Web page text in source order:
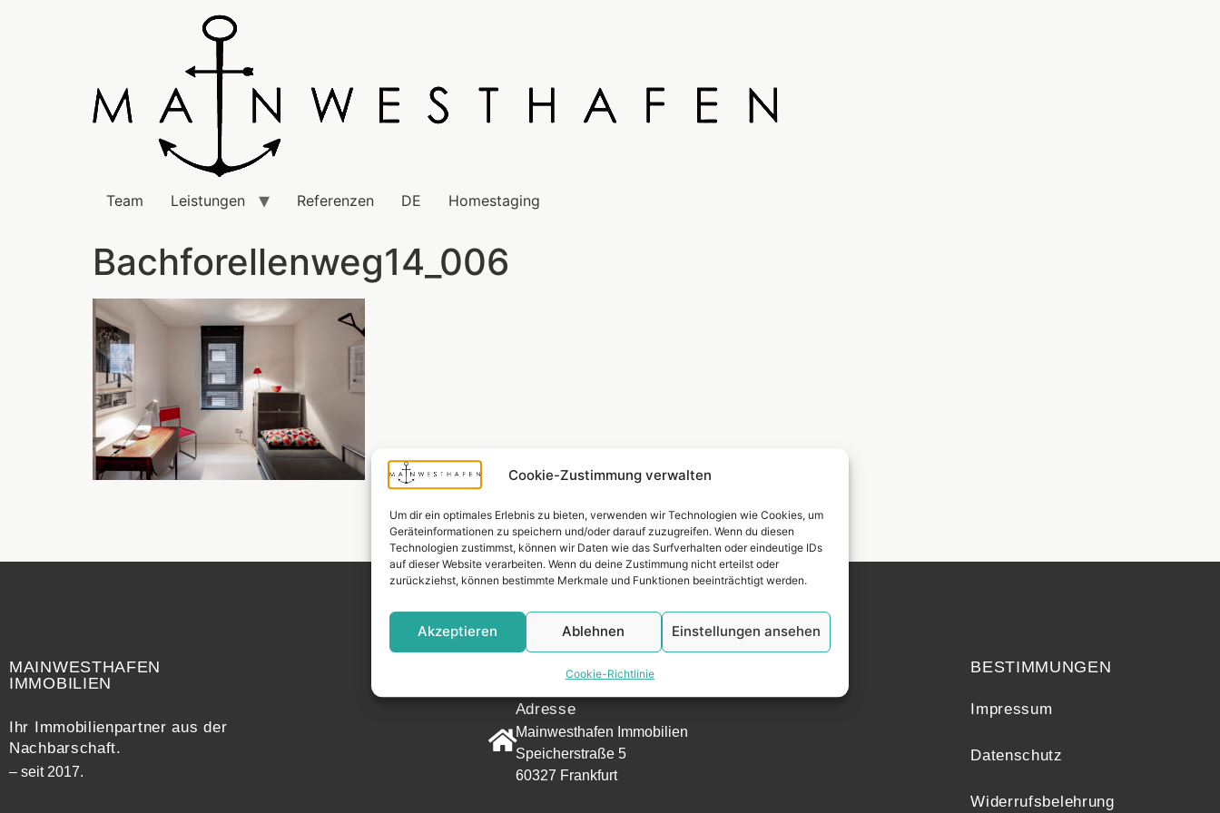
Cookie-Zustimmung verwalten
Um dir ein optimales Erlebnis zu bieten, verwenden wir Technologien wie Cookies, um
Geräteinformationen zu speichern und/oder darauf zuzugreifen. Wenn du diesen
Technologien zustimmst, können wir Daten wie das Surfverhalten oder eindeutige IDs
auf dieser Website verarbeiten. Wenn du deine Zustimmung nicht erteilst oder
zurückziehst, können bestimmte Merkmale und Funktionen beeinträchtigt werden.
Akzeptieren Ablehnen Einstellungen ansehen
Cookie-Richtlinie
Team Leistungen Referenzen DE Homestaging
Bachforellenweg14_006
MAINWESTHAFEN
IMMOBILIEN
Ihr Immobilienpartner aus der
Nachbarschaft.
– seit 2017.
KONTAKT
Adresse
Mainwesthafen Immobilien
Speicherstraße 5
60327 Frankfurt
Widerrufsrecht
BESTIMMUNGEN
Impressum
Datenschutz
Widerrufsbelehrung